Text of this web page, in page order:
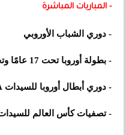
- المباريات المباشرة
- دوري الشباب الأوروبي
- بطولة أوروبا تحت 17 عامًا وتحت 19 عامًا (رجال وسيدات)
- دوري أبطال أوروبا للسيدات UEFA